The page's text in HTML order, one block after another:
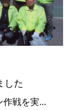
した
3月11日（水）に市貝町クリーン作戦を実施しました。 当日は天候にも恵まれ、会員17名が参加し、恒例となっている市貝町「道の駅サシバの里いちかい」周辺のゴミ拾いを行いました。 参加者一人ひとりが地域の環境美化を意識しなが […]